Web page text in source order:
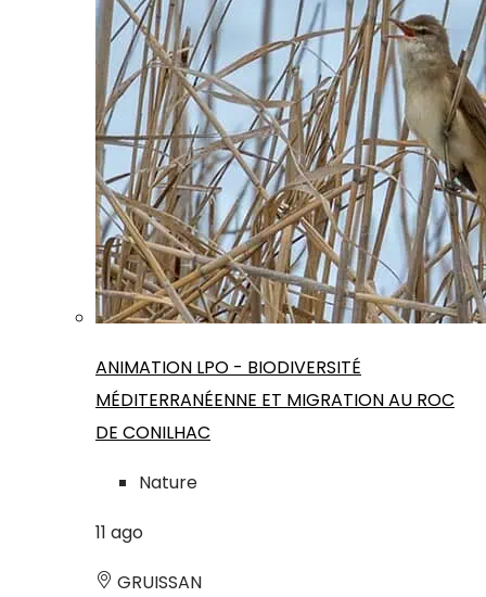
ANIMATION LPO - BIODIVERSITÉ
MÉDITERRANÉENNE ET MIGRATION AU ROC
DE CONILHAC
Nature
11 ago
GRUISSAN